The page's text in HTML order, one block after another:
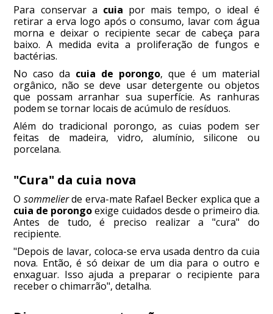
Para conservar a cuia por mais tempo, o ideal é
retirar a erva logo após o consumo, lavar com água
morna e deixar o recipiente secar de cabeça para
baixo. A medida evita a proliferação de fungos e
bactérias.
No caso da cuia de porongo, que é um material
orgânico, não se deve usar detergente ou objetos
que possam arranhar sua superfície. As ranhuras
podem se tornar locais de acúmulo de resíduos.
Além do tradicional porongo, as cuias podem ser
feitas de madeira, vidro, alumínio, silicone ou
porcelana.
"Cura" da cuia nova
O sommelierde erva-mate Rafael Becker explica que a
cuia de porongoexige cuidados desde o primeiro dia.
Antes de tudo, é preciso realizar a "cura" do
recipiente.
"Depois de lavar, coloca-se erva usada dentro da cuia
nova. Então, é só deixar de um dia para o outro e
enxaguar. Isso ajuda a preparar o recipiente para
receber o chimarrão", detalha.